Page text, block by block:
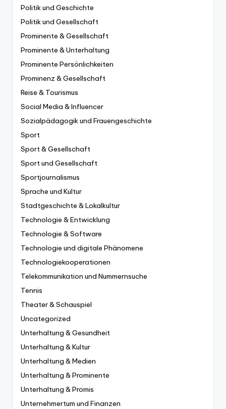
Politik und Geschichte
Politik und Gesellschaft
Prominente & Gesellschaft
Prominente & Unterhaltung
Prominente Persönlichkeiten
Prominenz & Gesellschaft
Reise & Tourismus
Social Media & Influencer
Sozialpädagogik und Frauengeschichte
Sport
Sport & Gesellschaft
Sport und Gesellschaft
Sportjournalismus
Sprache und Kultur
Stadtgeschichte & Lokalkultur
Technologie & Entwicklung
Technologie & Software
Technologie und digitale Phänomene
Technologiekooperationen
Telekommunikation und Nummernsuche
Tennis
Theater & Schauspiel
Uncategorized
Unterhaltung & Gesundheit
Unterhaltung & Kultur
Unterhaltung & Medien
Unterhaltung & Prominente
Unterhaltung & Promis
Unternehmertum und Finanzen